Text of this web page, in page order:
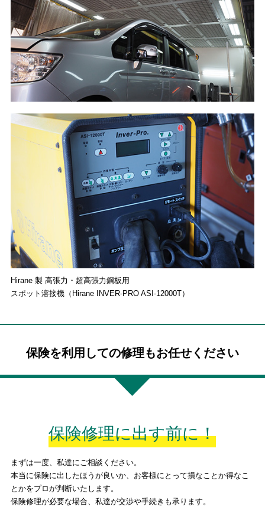
Hirane 製 高張力・超高張力鋼板用
スポット溶接機（Hirane INVER-PRO ASI-12000T）
保険を利用しての修理もお任せください
保険修理に出す前に！
まずは一度、私達にご相談ください。
本当に保険に出したほうが良いか、お客様にとって損なことか得なこ
とかをプロが判断いたします。
保険修理が必要な場合、私達が交渉や手続きも承ります。